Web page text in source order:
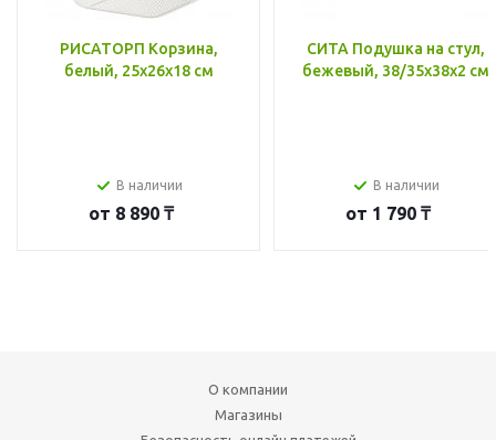
РИСАТОРП Корзина,
белый, 25x26x18 см
В наличии
от 8 890 ₸
СИТА Подушка на стул,
бежевый, 38/35x38x2 см
В наличии
от 1 790 ₸
О компании
Магазины